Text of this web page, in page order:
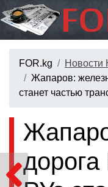
FOR.kg
Новости
Жапаров:
станет частью